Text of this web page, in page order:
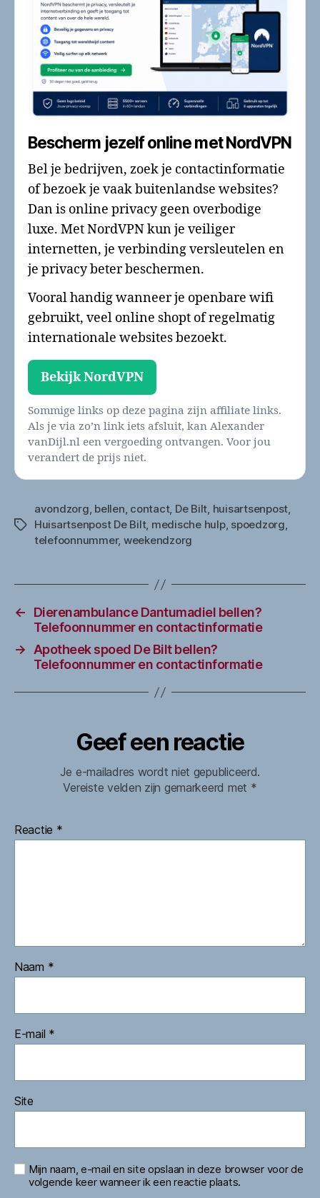
Bescherm jezelf online met NordVPN
Bel je bedrijven, zoek je contactinformatie
of bezoek je vaak buitenlandse websites?
Dan is online privacy geen overbodige
luxe. Met NordVPN kun je veiliger
internetten, je verbinding versleutelen en
je privacy beter beschermen.
Vooral handig wanneer je openbare wifi
gebruikt, veel online shopt of regelmatig
internationale websites bezoekt.
Bekijk NordVPN
Sommige links op deze pagina zijn affiliate links.
Als je via zo’n link iets afsluit, kan Alexander
vanDijl.nl een vergoeding ontvangen. Voor jou
verandert de prijs niet.
Tags
avondzorg, bellen, contact, De Bilt, huisartsenpost,
Huisartsenpost De Bilt, medische hulp, spoedzorg,
telefoonnummer, weekendzorg
←
Dierenambulance Dantumadiel bellen?
Telefoonnummer en contactinformatie
→
Apotheek spoed De Bilt bellen?
Telefoonnummer en contactinformatie
Geef een reactie
Je e-mailadres wordt niet gepubliceerd.
Vereiste velden zijn gemarkeerd met *
Reactie *
Naam *
E-mail *
Site
Mijn naam, e-mail en site opslaan in deze browser voor de
volgende keer wanneer ik een reactie plaats.